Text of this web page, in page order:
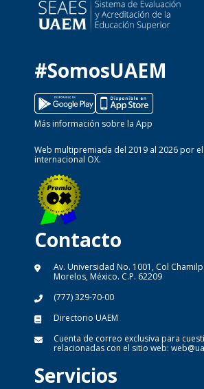
#SomosUAEM
Más información sobre la App
Web multipremiada del 2019 al 2026 por
internacional OX.
Contacto
Av. Universidad No. 1001, Col
Morelos, México. C.P. 62209
(777) 329-70-00
Directorio UAEM
Cuenta de correo exclusiva para
relacionadas con el sitio web:
Servicios